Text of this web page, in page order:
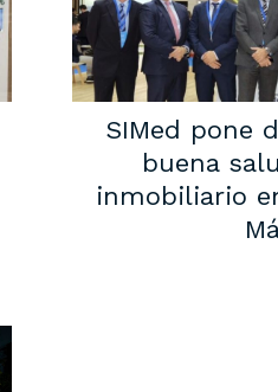
SIMed pone
buena
inmobiliario